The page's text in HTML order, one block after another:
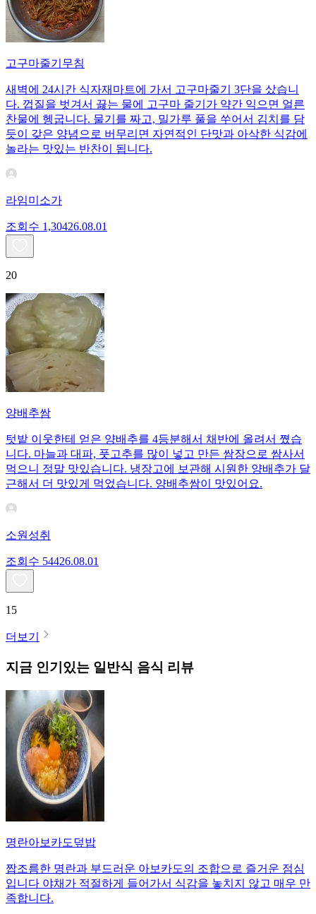
고구마줄기무침
새벽에 24시간 식자재마트에 가서 고구마줄기 3단을 샀습니
다. 껍질을 벗겨서 끓는 물에 고구마 줄기가 약간 익으면 얼른
찬물에 헹굽니다. 물기를 짜고, 밀가루 풀을 쑤어서 김치를 담
듯이 갖은 양념으로 버무리면 자연적인 단맛과 아삭한 식감에
놀라는 맛있는 반찬이 됩니다.
라임미소가
조회수 1,30426.08.01
20
양배추쌈
텃밭 이웃한테 얻은 양배추를 4등분해서 채반에 올려서 쪘습
니다. 마늘과 대파, 풋고추를 많이 넣고 만든 쌈장으로 쌈사서
먹으니 정말 맛있습니다. 냉장고에 보관해 시원한 양배추가 달
근해서 더 맛있게 먹었습니다. 양배추쌈이 맛있어요.
소원성취
조회수 54426.08.01
15
더보기
지금 인기있는 일반식 음식 리뷰
명란아보카도덮밥
짭조름한 명란과 부드러운 아보카도의 조합으로 즐거운 점심
입니다 야채가 적절하게 들어가서 식감을 놓치지 않고 매우 만
족합니다.